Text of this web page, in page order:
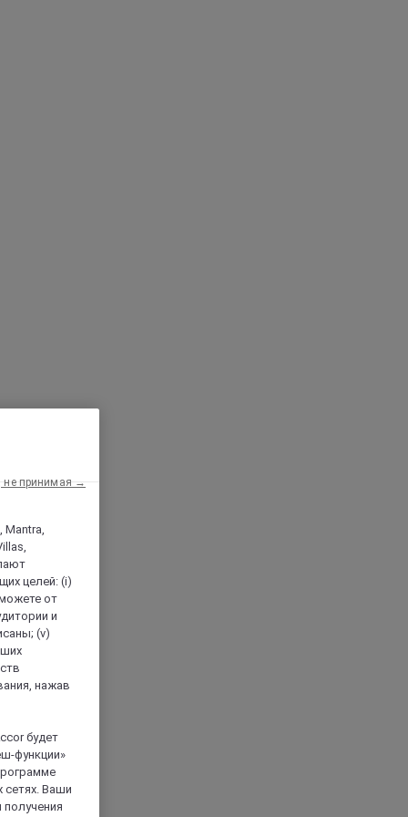
Mantra,
целей: (i)
от
и
(v)
нажав
будет
функции»
сетях. Ваши
не принимая →